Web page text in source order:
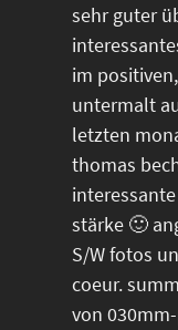
sehr guter
im
untermalt
letzten
thomas
stärke 🙂
S/W fotos
coeur.
von